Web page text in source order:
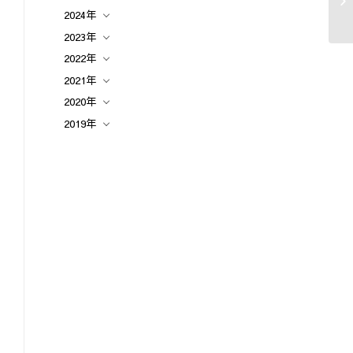
2024年
2023年
2022年
2021年
2020年
2019年